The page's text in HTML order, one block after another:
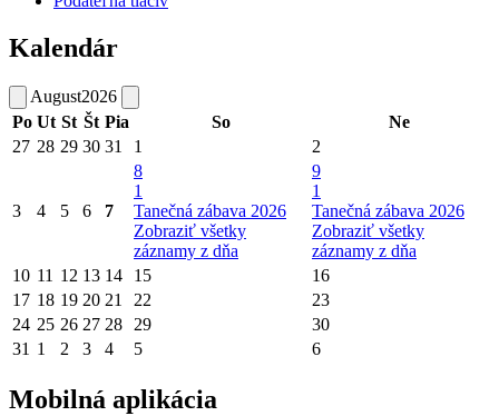
Kalendár
August2026
Po Ut St Št Pia So
Ne
27 28 29 30 31 1 2
3 4 5 6 7
8
1
Tanečná zábava 2026
Zobraziť všetky
záznamy z dňa
9
1
Tanečná zábava 2026
Zobraziť všetky
záznamy z dňa
10 11 12 13 14 15
16
17 18 19 20 21 22
23
24 25 26 27 28 29
30
31 1 2 3 4 5 6
Mobilná aplikácia